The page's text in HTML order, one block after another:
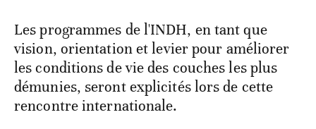
Les programmes de l'INDH, en tant que
vision, orientation et levier pour améliorer
les conditions de vie des couches les plus
démunies, seront explicités lors de cette
rencontre internationale.